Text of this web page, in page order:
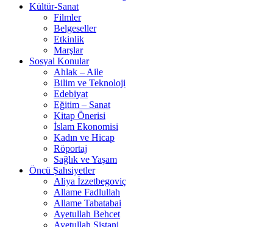
Kültür-Sanat
Filmler
Belgeseller
Etkinlik
Marşlar
Sosyal Konular
Ahlak – Aile
Bilim ve Teknoloji
Edebiyat
Eğitim – Sanat
Kitap Önerisi
İslam Ekonomisi
Kadın ve Hicap
Röportaj
Sağlık ve Yaşam
Öncü Şahsiyetler
Aliya İzzetbegoviç
Allame Fadlullah
Allame Tabatabai
Ayetullah Behcet
Ayetullah Sistani